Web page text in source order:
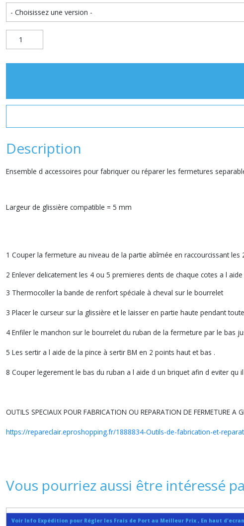
Description
Ensemble d accessoires pour fabriquer ou réparer les fermetures
Largeur de glissière compatible = 5 mm
1 Couper la fermeture au niveau de la partie abîmée en raccourcissant
2 Enlever delicatement les 4 ou 5 premieres dents de chaque cotes a l
3 Thermocoller la bande de renfort spéciale à cheval sur le bourrelet
3 Placer le curseur sur la glissière et le laisser en partie haute pendant
4 Enfiler le manchon sur le bourrelet du ruban de la fermeture par le bas
5 Les sertir a l aide de la pince à sertir BM en 2 points haut et bas .
8 Couper legerement le bas du ruban a l aide d un briquet afin d eviter qu
OUTILS SPECIAUX POUR FABRICATION OU REPARATION DE FERMETURE A
https://repareclair.eproshopping.fr/1888834-Outils-de-fabrication-et-
Vous pourriez aussi être intéressé
Voir Info Expédition pour Régler les Frais de Port au Meilleur Prix , En haut